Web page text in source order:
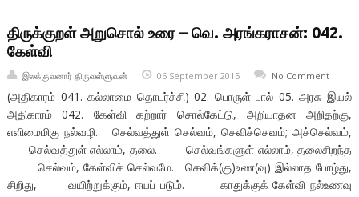
திருக்குறள் அறுசொல் உரை – வெ. அரங்கராசன்: 042.
கேள்வி
இலக்குவனார் திருவள்ளுவன் 06 September 2015 No Comment
(அதிகாரம் 041. கல்லாமை தொடர்ச்சி) 02. பொருள் பால் 05. அரசு இயல்
அதிகாரம் 042. கேள்வி கற்றார் சொல்கேட்டு, அறியாதன அறிதற்கு,
எளிமைமிகு நல்வழி. செல்வத்துள் செல்வம், செவிச்செவம்; அச்செல்வம்,
செல்வத்துள் எல்லாம், தலை. செல்வங்களுள் எல்லாம், தலைசிறந்த
செல்வம், கேள்விச் செல்வமே. செவிக்(கு)உண(வு) இல்லாத போழ்து,
சிறிது, வயிற்றுக்கும், ஈயப் படும். காதுக்குக் கேள்வி நல்உணவு